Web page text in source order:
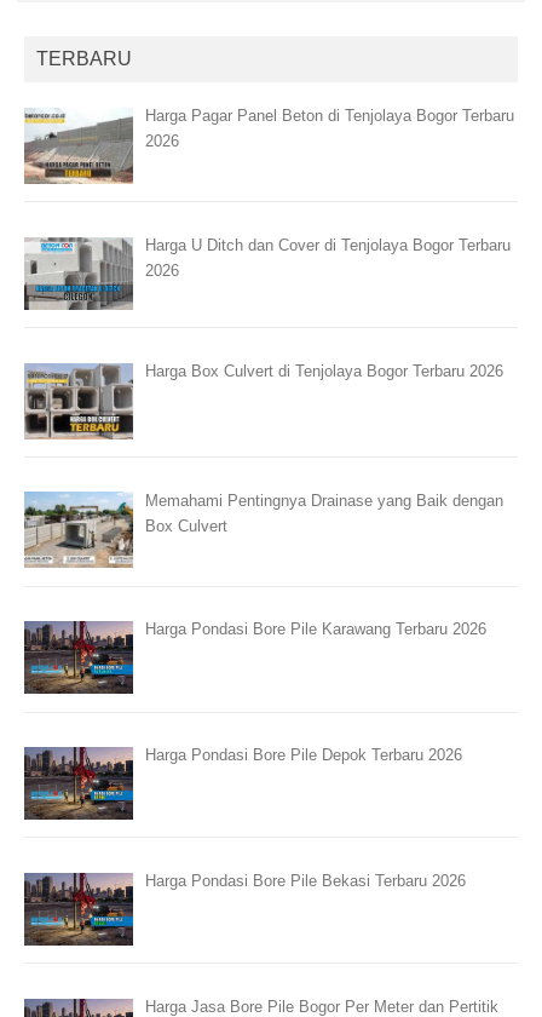
TERBARU
Harga Pagar Panel Beton di Tenjolaya Bogor Terbaru
2026
Harga U Ditch dan Cover di Tenjolaya Bogor Terbaru
2026
Harga Box Culvert di Tenjolaya Bogor Terbaru 2026
Memahami Pentingnya Drainase yang Baik dengan
Box Culvert
Harga Pondasi Bore Pile Karawang Terbaru 2026
Harga Pondasi Bore Pile Depok Terbaru 2026
Harga Pondasi Bore Pile Bekasi Terbaru 2026
Harga Jasa Bore Pile Bogor Per Meter dan Pertitik